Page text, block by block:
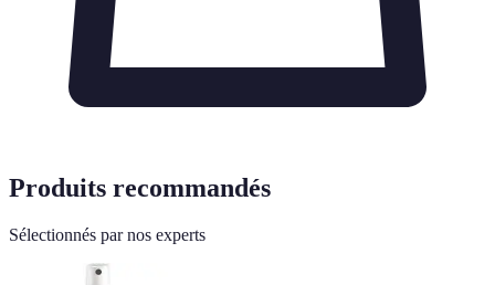
Produits recommandés
Sélectionnés par nos experts